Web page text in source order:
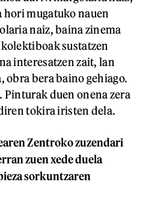
hori mugatuko nauen
naiz, baina zinema
sustatzen
interesatzen zait, lan
obra bera baino gehiago.
Pinturak duen onena zera
tokira iristen dela.
Zentroko zuzendari
zuen xede duela
sorkuntzaren